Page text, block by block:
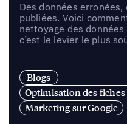
Des données
publiées. Voici
nettoyage des
c’est le levier le plus
Blogs
Optimisation des fiches
Marketing sur Google